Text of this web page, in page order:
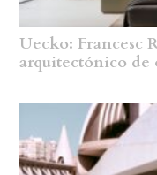
Uecko: Francesc
arquitectónico